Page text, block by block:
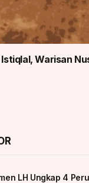
Istiqlal, Warisan
LH Ungkap 4